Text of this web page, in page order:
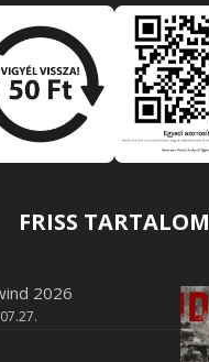
FRISS TARTALOM
2026